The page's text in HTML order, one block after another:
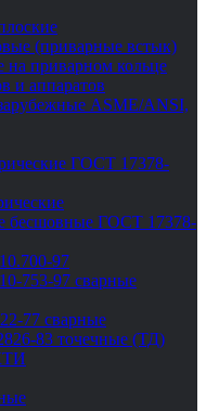
(приварные встык)
приварном кольце
и аппаратов
ASME/ANSI,
ГОСТ 17378-
бесшовные ГОСТ 17378-
97
753-97 сварные
77 сварные
83 точечные (ТД)